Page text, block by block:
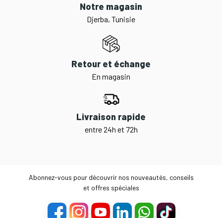
Notre magasin
Djerba, Tunisie
Retour et échange
En magasin
Livraison rapide
entre 24h et 72h
Abonnez-vous pour découvrir nos nouveautés, conseils
et offres spéciales